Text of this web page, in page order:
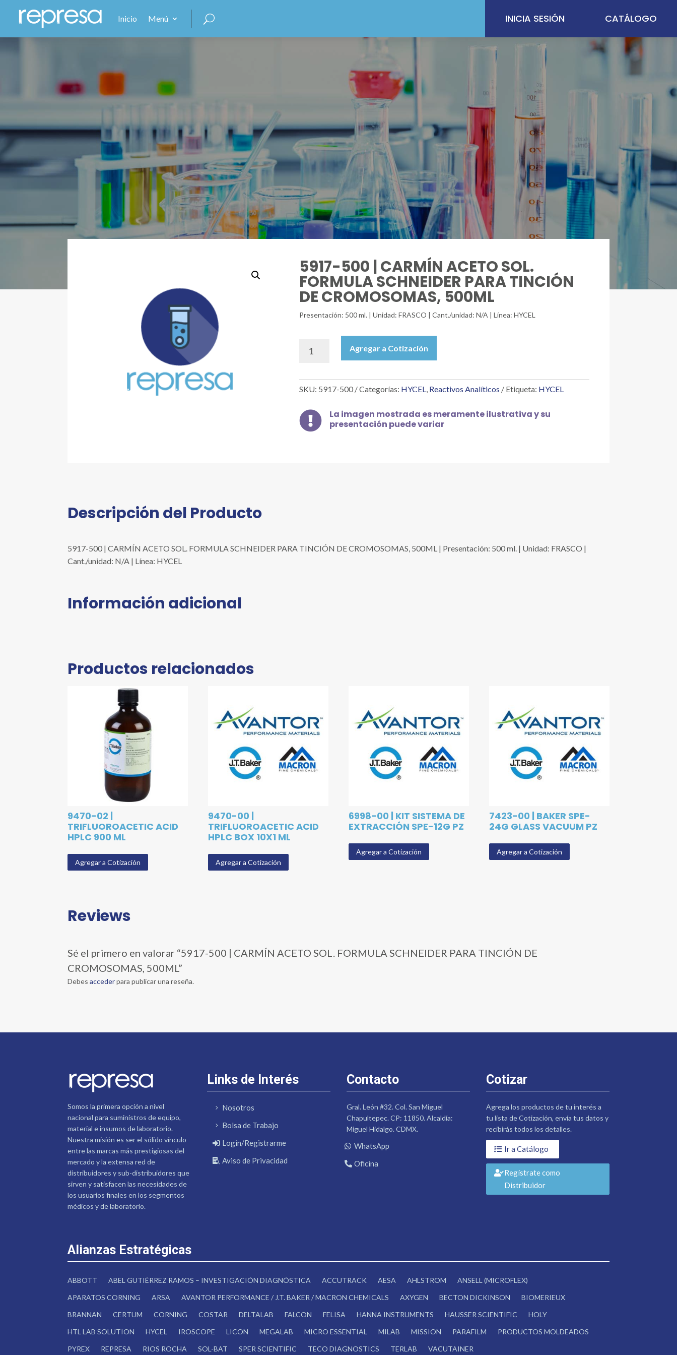
Inicio Menú INICIA SESIÓN CATÁLOGO
5917-500 | CARMÍN ACETO SOL.
FORMULA SCHNEIDER PARA TINCIÓN
DE CROMOSOMAS, 500ML
Presentación: 500 ml. | Unidad: FRASCO | Cant./unidad: N/A | Línea: HYCEL
500
CARMÍN
ACETO
FORMULA
SCHNEIDER
Agregar a Cotización
SKU: 5917-500 Categorías: HYCEL, Reactivos Analíticos Etiqueta: HYCEL

La imagen mostrada es meramente ilustrativa y su
presentación puede variar
Descripción del Producto
5917-500 | CARMÍN ACETO SOL. FORMULA SCHNEIDER PARA TINCIÓN DE CROMOSOMAS, 500ML | Presentación: 500 ml. | Unidad: FRASCO |
Cant./unidad: N/A | Línea: HYCEL
Información adicional
Productos relacionados
9470-02 |
TRIFLUOROACETIC ACID
HPLC 900 ML
Agregar a Cotización
9470-00 |
TRIFLUOROACETIC ACID
HPLC BOX 10X1 ML
Agregar a Cotización
6998-00 | KIT SISTEMA DE
EXTRACCIÓN SPE-12G PZ
Agregar a Cotización
7423-00 | BAKER SPE-
24G GLASS VACUUM PZ
Agregar a Cotización
Reviews
Sé el primero en valorar “5917-500 | CARMÍN ACETO SOL. FORMULA SCHNEIDER PARA TINCIÓN DE
CROMOSOMAS, 500ML”
Debesaccederpara publicar una reseña.
Somos la primera opción a nivel
nacional para suministros de equipo,
material e insumos de laboratorio.
Nuestra misión es ser el sólido vínculo
entre las marcas más prestigiosas del
mercado y la extensa red de
distribuidores y sub-distribuidores que
sirven y satisfacen las necesidades de
los usuarios finales en los segmentos
médicos y de laboratorio.
Links de Interés
Nosotros
Bolsa de Trabajo
Login/Registrarme
Aviso de Privacidad
Contacto
Gral. León #32. Col. San Miguel
Chapultepec. CP: 11850. Alcaldía:
Miguel Hidalgo. CDMX.
WhatsApp
Oficina
Cotizar
Agrega los productos de tu interés a
tu lista de Cotización, envía tus datos y
recibirás todos los detalles.
Ir a Catálogo
Regístrate como
Distribuidor
Alianzas Estratégicas
ABBOTT ABEL GUTIÉRREZ RAMOS – INVESTIGACIÓN DIAGNÓSTICA ACCUTRACK AESA AHLSTROM
ANSELL (MICROFLEX)
APARATOS CORNING
ARSA AVANTOR PERFORMANCE / J.T. BAKER / MACRON CHEMICALS AXYGEN BECTON DICKINSON
BIOMERIEUX
BRANNAN
CERTUM CORNING COSTAR DELTALAB FALCON FELISA HANNA INSTRUMENTS HAUSSER SCIENTIFIC
HOLY
HTL LAB SOLUTION
HYCEL IROSCOPE LICON MEGALAB MICRO ESSENTIAL MILAB MISSION PARAFILM
PRODUCTOS MOLDEADOS
PYREX
REPRESA RIOS ROCHA SOL-BAT SPER SCIENTIFIC TECO DIAGNOSTICS TERLAB VACUTAINER